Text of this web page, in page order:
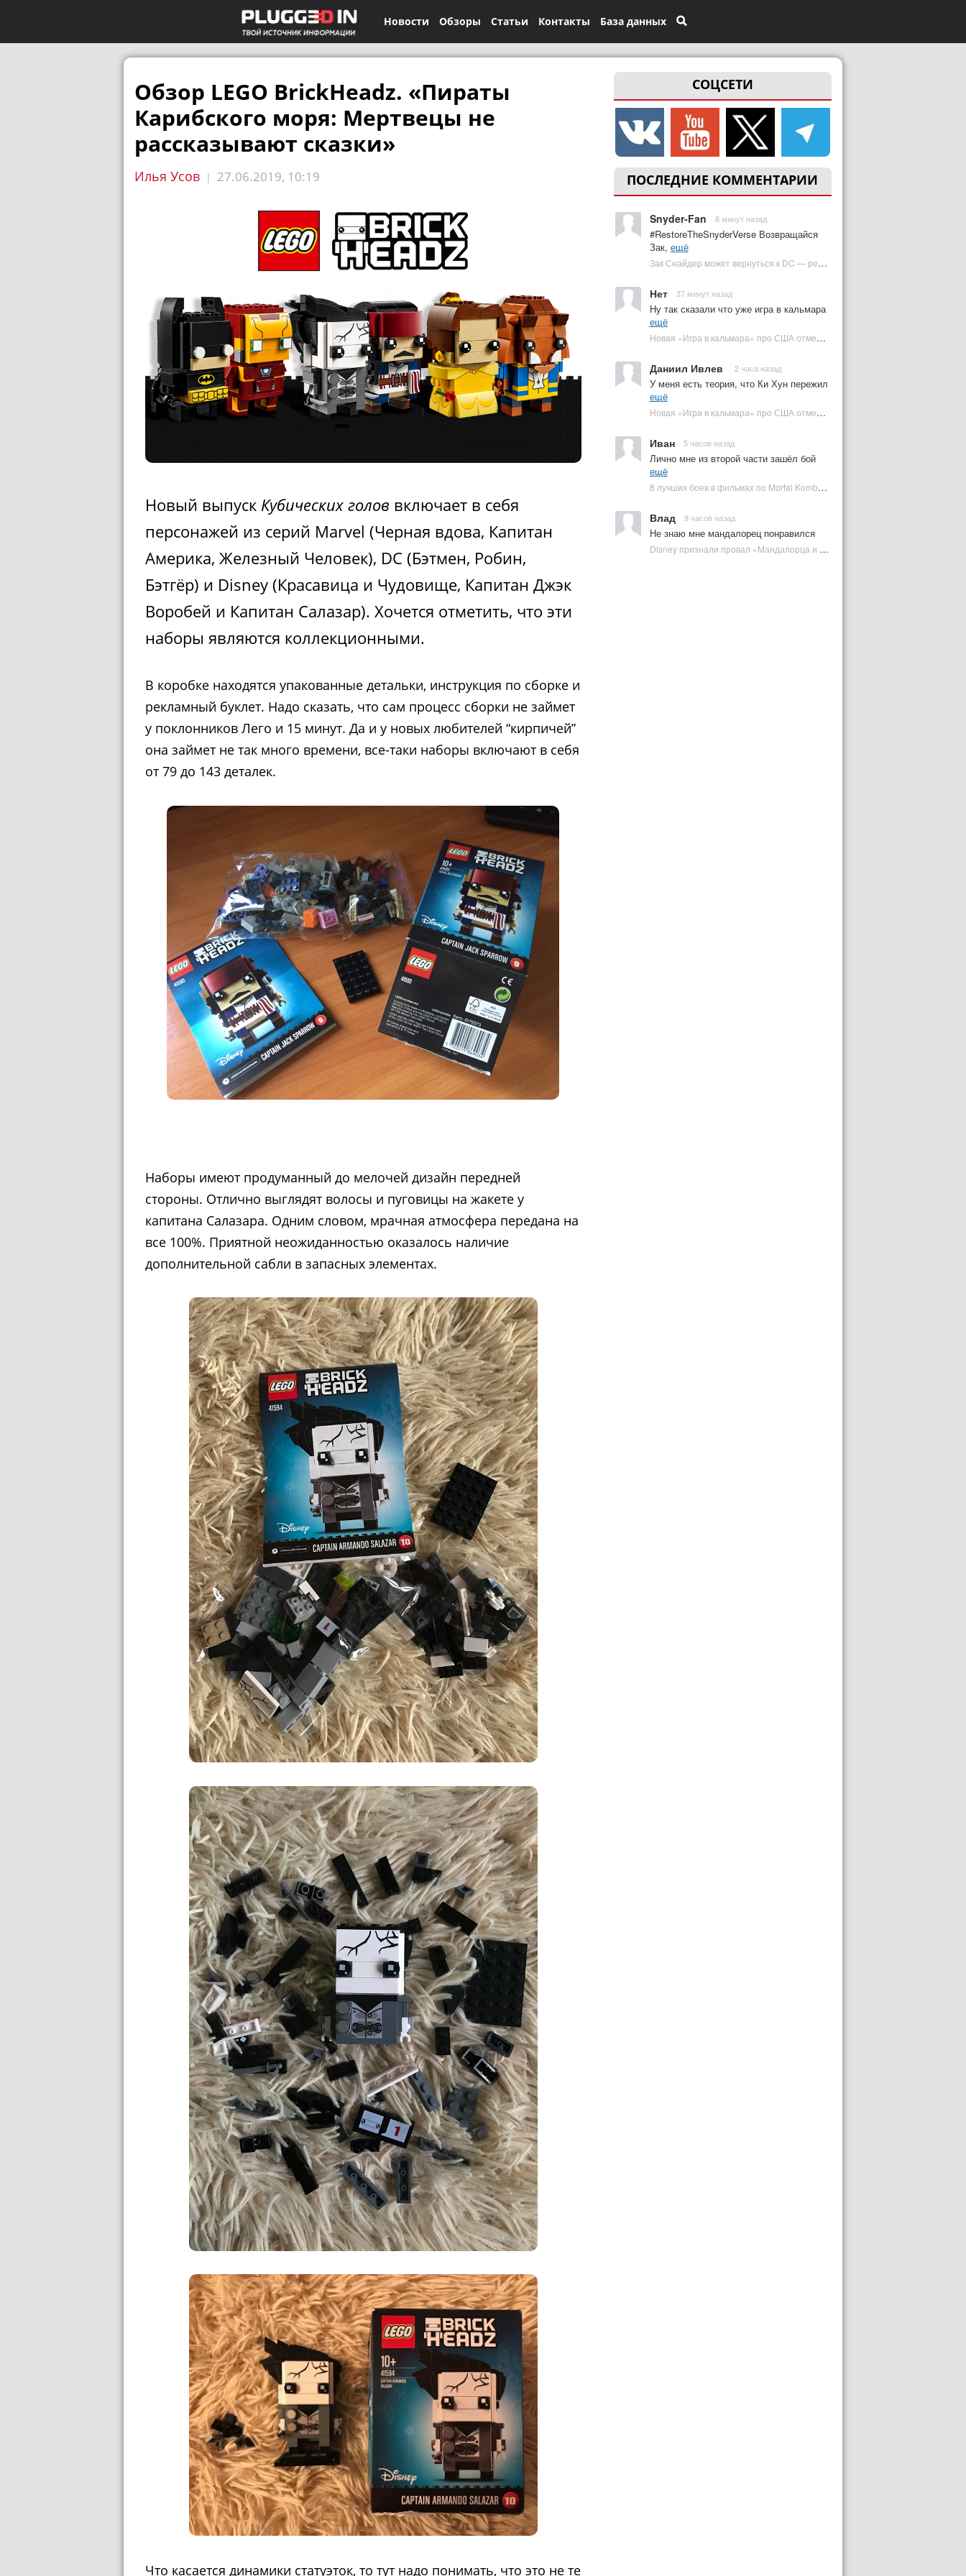
Новости Обзоры Статьи Контакты База данных
СОЦСЕТИ
ПОСЛЕДНИЕ КОММЕНТАРИИ
Snyder-Fan 8 минут назад
#RestoreTheSnyderVerse Возвращайся
Зак, ещё
Зак Снайдер может вернуться к DC — режиссер общался с Warner Bros. (фото) | Plugged In Ru
Нет 37 минут назад
Ну так сказали что уже игра в кальмара
ещё
Новая «Игра в кальмара» про США отменена | Plugged In Ru
Даниил Ивлев 2 часа назад
У меня есть теория, что Ки Хун пережил
ещё
Новая «Игра в кальмара» про США отменена | Plugged In Ru
Иван 5 часов назад
Лично мне из второй части зашёл бой
ещё
8 лучших боев в фильмах по Mortal Kombat: от «Смертельной битвы» до «Мортал Комбат 2» | Plugged In Ru
Влад 9 часов назад
Не знаю мне мандалорец понравился
Disney признали провал «Мандалорца и Грогу» и еще одной новинки | Plugged In Ru
Обзор LEGO BrickHeadz. «Пираты
Карибского моря: Мертвецы не
рассказывают сказки»
Илья Усов | 27.06.2019, 10:19
Новый выпуск Кубических голов включает в себя
персонажей из серий Marvel (Черная вдова, Капитан
Америка, Железный Человек), DC (Бэтмен, Робин,
Бэтгёр) и Disney (Красавица и Чудовище, Капитан Джэк
Воробей и Капитан Салазар). Хочется отметить, что эти
наборы являются коллекционными.
В коробке находятся упакованные детальки, инструкция по сборке и
рекламный буклет. Надо сказать, что сам процесс сборки не займет
у поклонников Лего и 15 минут. Да и у новых любителей “кирпичей”
она займет не так много времени, все-таки наборы включают в себя
от 79 до 143 деталек.
Наборы имеют продуманный до мелочей дизайн передней
стороны. Отлично выглядят волосы и пуговицы на жакете у
капитана Салазара. Одним словом, мрачная атмосфера передана на
все 100%. Приятной неожиданностью оказалось наличие
дополнительной сабли в запасных элементах.
Что касается динамики статуэток, то тут надо понимать, что это не те